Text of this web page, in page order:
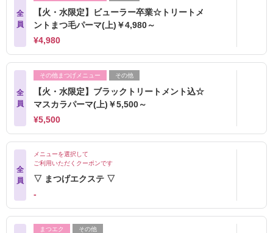
全
員
【火・水限定】ビューラー卒業☆トリートメ
ントまつ毛パーマ(上)￥4,980～
¥4,980
全
員
その他まつげメニュー その他
【火・水限定】ブラックトリートメント込☆
マスカラパーマ(上)￥5,500～
¥5,500
全
員
メニューを選択して
ご利用いただくクーポンです
▽ まつげエクステ ▽
‐
まつエク その他